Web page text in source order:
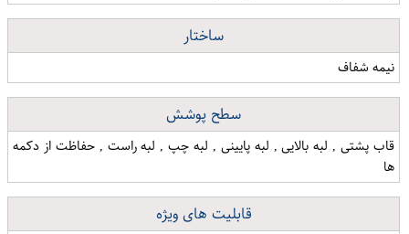
ساختار
نیمه شفاف
سطح پوشش
قاب پشتی , لبه بالایی , لبه پایینی , لبه چپ , لبه راست , حفاظت از دکمه
ها
قابلیت های ویژه